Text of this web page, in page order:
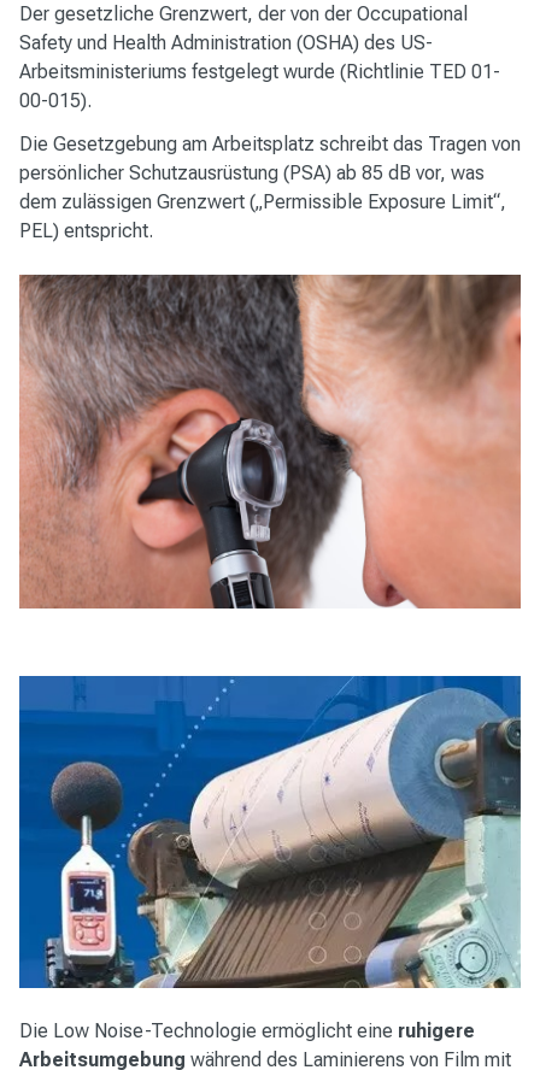
Der gesetzliche Grenzwert, der von der Occupational
Safety und Health Administration (OSHA) des US-
Arbeitsministeriums festgelegt wurde (Richtlinie TED 01-
00-015).
Die Gesetzgebung am Arbeitsplatz schreibt das Tragen von
persönlicher Schutzausrüstung (PSA) ab 85 dB vor, was
dem zulässigen Grenzwert („Permissible Exposure Limit“,
PEL) entspricht.
Die Low Noise-Technologie ermöglicht eine ruhigere
Arbeitsumgebung während des Laminierens von Film mit